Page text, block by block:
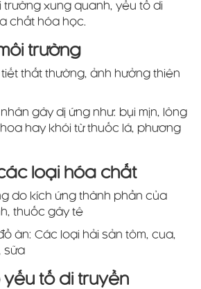
trường xung quanh, yếu tố di
chất hóa học.
trường
tiết thất thường, ảnh hưởng thiên
gây dị ứng như: bụi mịn, lông
hay khói từ thuốc lá, phương
loại hóa chất
do kích ứng thành phần của
thuốc gây tê
ăn: Các loại hải sản tôm, cua,
sữa
yếu tố di truyền